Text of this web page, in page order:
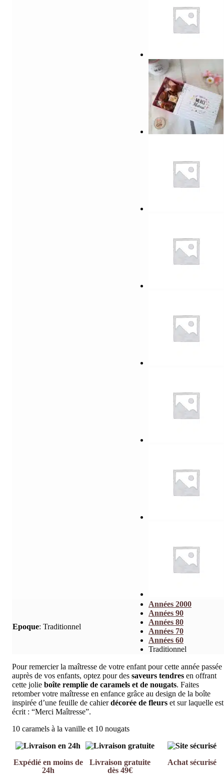
Pour remercier la maîtresse de votre enfant pour cette année passée
auprès de vos enfants, optez pour des saveurs tendres en offrant
cette jolie boîte remplie de caramels et de nougats. Faites
retomber votre maîtresse en enfance grâce au design de la boîte
inspirée d’une feuille de cahierdécorée de fleurs et sur laquelle est
écrit : “Merci Maîtresse”.
10 caramels à la vanille et 10 nougats
Epoque: Traditionnel
Années 2000
Années 90
Années 80
Années 70
Années 60
Traditionnel
Expédié en moins de
24h
Livraison gratuite
dès 49€
Achat sécurisé